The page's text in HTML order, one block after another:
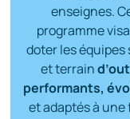
enseignes.
programme
doter les équipes
et terrain
performants,
et adaptés à une